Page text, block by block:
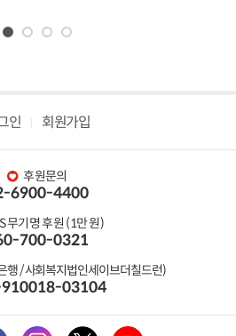
인 회원가입
후원문의
6900-4400
무기명 후원 (1만 원)
700-0321
행 / 사회복지법인세이브더칠드런)
03104